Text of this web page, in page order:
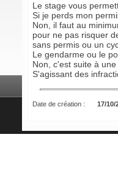
Le stage vous
Si je perds mon
Non, il faut au
pour ne pas risquer
sans permis ou un
Le gendarme ou le
Non, c'est suite à
S'agissant des
Date de création : 17/10/